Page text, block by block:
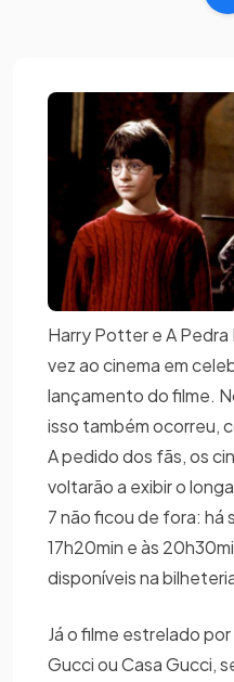
Harry Potter e A Pedra
vez ao cinema em
lançamento do filme.
isso também ocorreu,
A pedido dos fãs, os
voltarão a exibir o
7 não ficou de fora: há
17h20min e às
disponíveis na
Já o filme estrelado
Gucci ou Casa Gucci,